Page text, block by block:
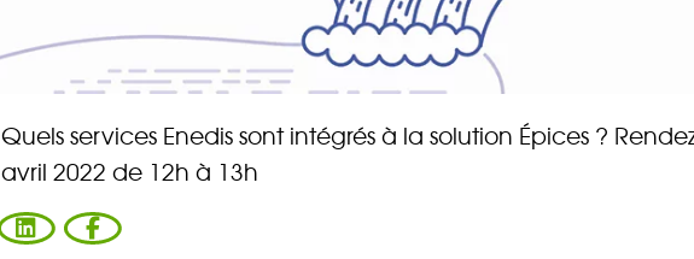
Quels services Enedis sont intégrés à la solution Épices ?
avril 2022 de 12h à 13h